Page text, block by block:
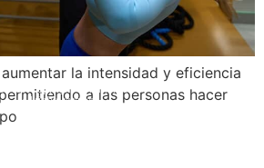
la intensidad y eficiencia
a las personas hacer
– 2024 Copyright © Trainero.com
All rights reserved